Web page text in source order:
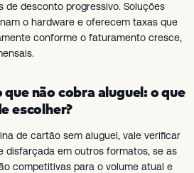
de desconto progressivo. Soluções
o hardware e oferecem taxas que
conforme o faturamento cresce,
não cobra aluguel: o que
escolher?
de cartão sem aluguel, vale verificar
disfarçada em outros formatos, se as
competitivas para o volume atual e